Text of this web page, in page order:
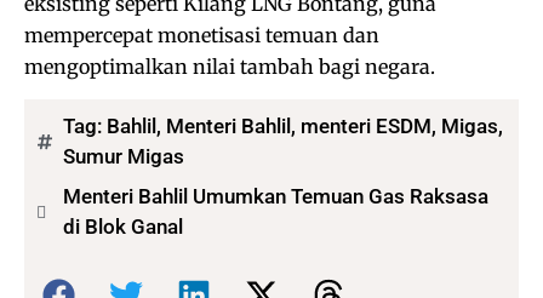
mempercepat monetisasi temuan dan
mengoptimalkan nilai tambah bagi negara.
Tag: Bahlil , Menteri Bahlil , menteri ESDM, Migas,
Sumur Migas
Menteri Bahlil Umumkan Temuan Gas Raksasa
di Blok Ganal
Bagikan: